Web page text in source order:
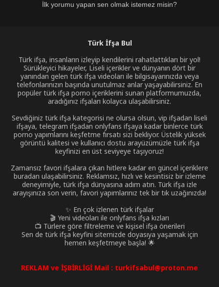
İlk yorumu yapan sen olmak istemez misin?
Türk İfşa Bul
Türk ifşa, insanların izleyip kendilerini rahatlattıkları bir yol!
Sürükleyici hikayeler, Liseli içerikler ve dünyanın dört bir
yanından gelen türk ifşa videoları ile bilgisayarınızda veya
telefonlarınızın başında unutulmaz anlar yaşayabilirsiniz. En
popüler türk ifşa porno içeriklerini sunan platformumuzda,
aradığınız ifşaları kolayca ulaşabilirsiniz.
Sevdiğiniz türk ifşa kategorisi ne olursa olsun, vip ifşadan liseli
ifşaya, telegram ifşadan onlyfans ifşaya kadar binlerce türk
porno yapımlarını keşfetme fırsatı sizi bekliyor. Üstelik yüksek
görüntü kalitesi ve kullanıcı dostu arayüzümüzle türk ifşa
keyfinizi en üst seviyeye taşıyoruz!
Zamansız favori ifşalara çıkan hitlere kadar en güncel içeriklere
buradan ulaşabilirsiniz. Reklamsız, hızlı ve kesintisiz bir izleme
deneyimiyle, türk ifşa dünyasına adım atın. Türk ifşa izle
arayışınıza son verin, favori yapımlarınız tek bir tık uzağınızda!
✨ En çok izlenen türk ifşalar
🎬 Yeni videoları ile onlyfans ifşa kızları
📺 Türlere göre filtreleme ve kişisel ifşa önerileri
Sen de türk ifşa keyfini sitemizde doyasıya yaşamak için
hemen keşfetmeye başla! 🌟
REKLAM ve İŞBİRLİGİ Mail : turkifsabul@proton.me